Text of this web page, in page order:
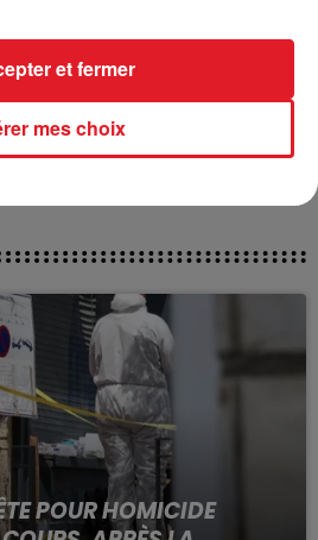
vérifier les dispositifs
de chaleur pourrait être la
POUR HOMICIDE
mes choix
et fermer